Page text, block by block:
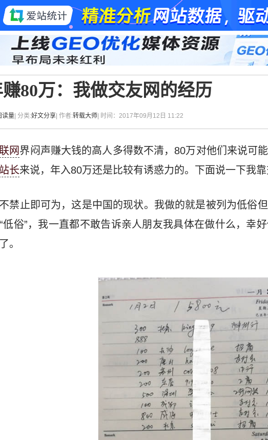
80万：我做交友网的经历
读量 | 分类:好文分享 | 作者:转载大师 | 时间：2017年09月12日 11:22
网 界闷声赚大钱的高人多得数不清，80万对他们来说可
站长来说，年入80万还是比较有诱惑力的。下面说一下我
禁止即可为，这是中国的现状。我做的就是被列为低俗
低俗”，我一直都不敢告诉亲人朋友我具体在做什么，幸
。